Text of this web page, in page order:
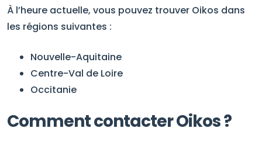
À l’heure actuelle, vous pouvez trouver Oikos dans
les régions suivantes :
Nouvelle-Aquitaine
Centre-Val de Loire
Occitanie
Comment contacter Oikos ?